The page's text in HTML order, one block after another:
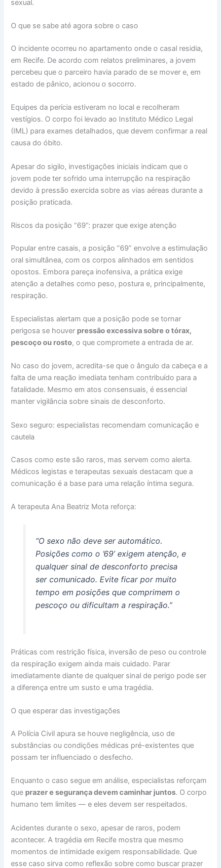
sexual.
O que se sabe até agora sobre o caso
O incidente ocorreu no apartamento onde o casal residia,
em Recife. De acordo com relatos preliminares, a jovem
percebeu que o parceiro havia parado de se mover e, em
estado de pânico, acionou o socorro.
Equipes da perícia estiveram no local e recolheram
vestígios. O corpo foi levado ao Instituto Médico Legal
(IML) para exames detalhados, que devem confirmar a real
causa do óbito.
Apesar do sigilo, investigações iniciais indicam que o
jovem pode ter sofrido uma interrupção na respiração
devido à pressão exercida sobre as vias aéreas durante a
posição praticada.
Riscos da posição “69”: prazer que exige atenção
Popular entre casais, a posição “69” envolve a estimulação
oral simultânea, com os corpos alinhados em sentidos
opostos. Embora pareça inofensiva, a prática exige
atenção a detalhes como peso, postura e, principalmente,
respiração.
Especialistas alertam que a posição pode se tornar
perigosa se houver pressão excessiva sobre o tórax,
pescoço ou rosto, o que compromete a entrada de ar.
No caso do jovem, acredita-se que o ângulo da cabeça e a
falta de uma reação imediata tenham contribuído para a
fatalidade. Mesmo em atos consensuais, é essencial
manter vigilância sobre sinais de desconforto.
Sexo seguro: especialistas recomendam comunicação e
cautela
Casos como este são raros, mas servem como alerta.
Médicos legistas e terapeutas sexuais destacam que a
comunicação é a base para uma relação íntima segura.
A terapeuta Ana Beatriz Mota reforça:
“O sexo não deve ser automático.
Posições como o ’69’ exigem atenção, e
qualquer sinal de desconforto precisa
ser comunicado. Evite ficar por muito
tempo em posições que comprimem o
pescoço ou dificultam a respiração.”
Práticas com restrição física, inversão de peso ou controle
da respiração exigem ainda mais cuidado. Parar
imediatamente diante de qualquer sinal de perigo pode ser
a diferença entre um susto e uma tragédia.
O que esperar das investigações
A Polícia Civil apura se houve negligência, uso de
substâncias ou condições médicas pré-existentes que
possam ter influenciado o desfecho.
Enquanto o caso segue em análise, especialistas reforçam
que prazer e segurança devem caminhar juntos. O corpo
humano tem limites — e eles devem ser respeitados.
Acidentes durante o sexo, apesar de raros, podem
acontecer. A tragédia em Recife mostra que mesmo
momentos de intimidade exigem responsabilidade. Que
esse caso sirva como reflexão sobre como buscar prazer